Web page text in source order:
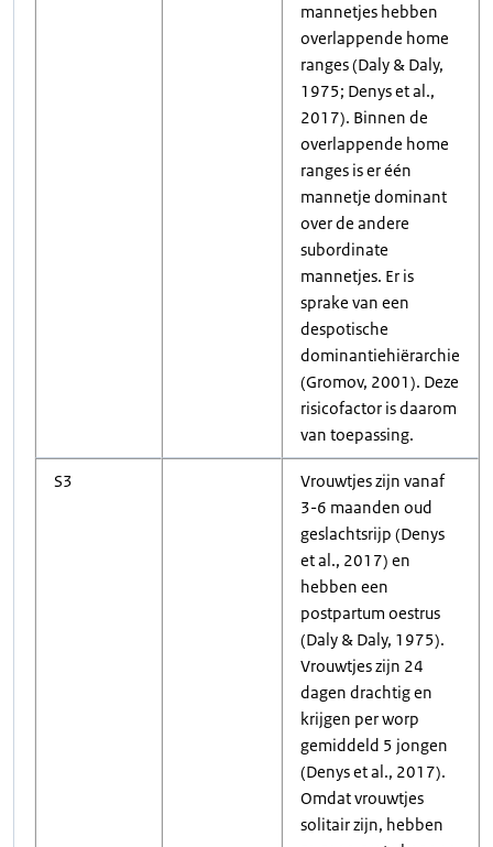
mannetjes hebben
overlappende home
ranges (Daly & Daly,
1975; Denys et al.,
2017). Binnen de
overlappende home
ranges is er één
mannetje dominant
over de andere
subordinate
mannetjes. Er is
sprake van een
despotische
dominantiehiërarchie
(Gromov, 2001). Deze
risicofactor is daarom
van toepassing.
S3
Vrouwtjes zijn vanaf
3-6 maanden oud
geslachtsrijp (Denys
et al., 2017) en
hebben een
postpartum oestrus
(Daly & Daly, 1975).
Vrouwtjes zijn 24
dagen drachtig en
krijgen per worp
gemiddeld 5 jongen
(Denys et al., 2017).
Omdat vrouwtjes
solitair zijn, hebben